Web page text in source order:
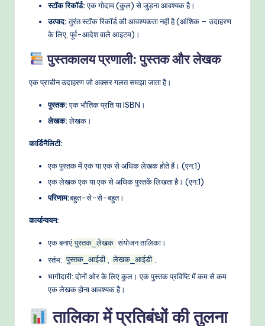
स्टॉक रिकॉर्ड:एक गोदाम (कुल) से जुड़ना आवश्यक है।
उत्पाद:तुरंत स्टॉक रिकॉर्ड की आवश्यकता नहीं है (आंशिक – उदाहरण
के लिए, पूर्व-आदेश वाले आइटम)।
पुस्तकालय प्रणाली: पुस्तक और लेखक
एक प्राचीन उदाहरण जो अक्सर गलत समझा जाता है।
पुस्तक:एक भौतिक प्रति या ISBN।
लेखक:लेखक।
कार्डिनैलिटी:
एक पुस्तक में एक या एक से अधिक लेखक होते हैं। (एन:1)
एक लेखक एक या एक से अधिक पुस्तकें लिखता है। (एन:1)
परिणाम:बहुत-से-से-बहुत।
कार्यान्वयन:
एक बनाएं पुस्तक_लेखक संयोजन तालिका।
स्तंभ: पुस्तक_आईडी लेखक_आईडी
भागीदारी: दोनों ओर के लिए कुल। एक पुस्तक प्रविष्टि में कम से कम
एक लेखक होना आवश्यक है।
तालिका में प्रतिबंधों की तुलना